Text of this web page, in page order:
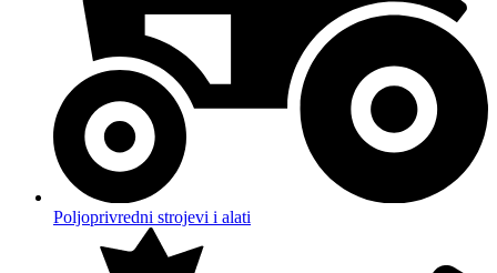
Poljoprivredni strojevi i alati